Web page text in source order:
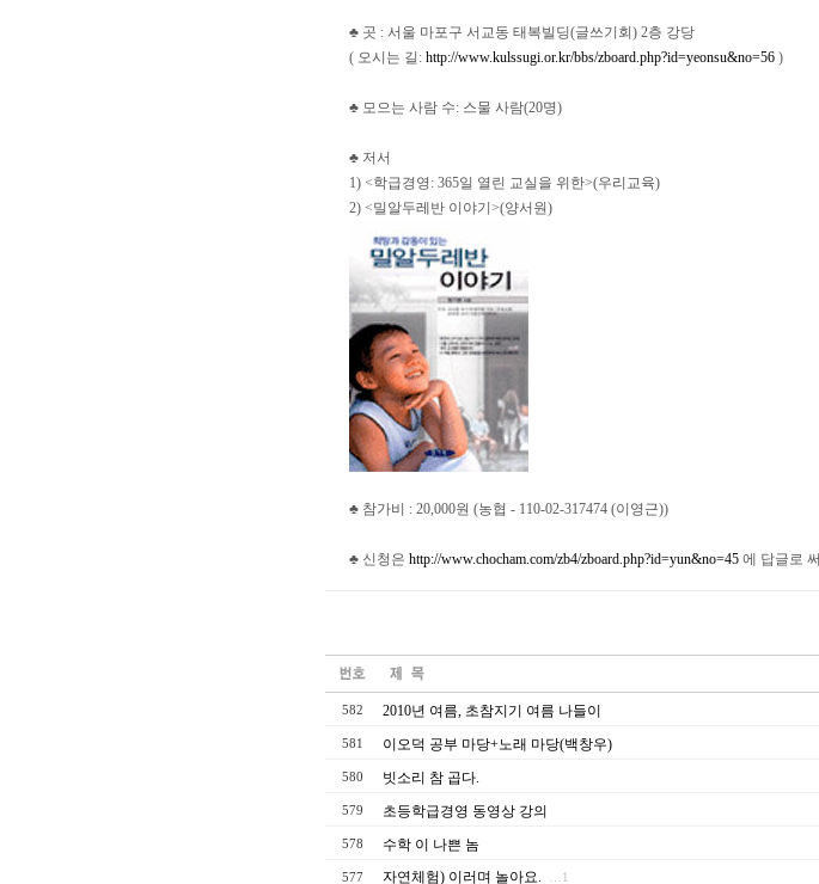
♣ 곳 : 서울 마포구 서교동 태복빌딩(글쓰기회) 2층 강당
( 오시는 길: http://www.kulssugi.or.kr/bbs/zboard.php?id=yeonsu&no=56 )
♣ 모으는 사람 수: 스물 사람(20명)
♣ 저서
1) <학급경영: 365일 열린 교실을 위한>(우리교육)
2) <밀알두레반 이야기>(양서원)
♣ 참가비 : 20,000원 (농협 - 110-02-317474 (이영근))
♣ 신청은 http://www.chocham.com/zb4/zboard.php?id=yun&no=45 에 답글로
582 2010년 여름, 초참지기 여름 나들이
581 이오덕 공부 마당+노래 마당(백창우)
580 빗소리 참 곱다.
579 초등학급경영 동영상 강의
578 수학 이 나쁜 놈
577 자연체험) 이러며 놀아요. …1